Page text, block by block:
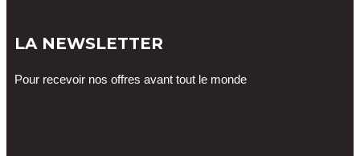
LA NEWSLETTER
Pour recevoir nos offres avant tout le monde